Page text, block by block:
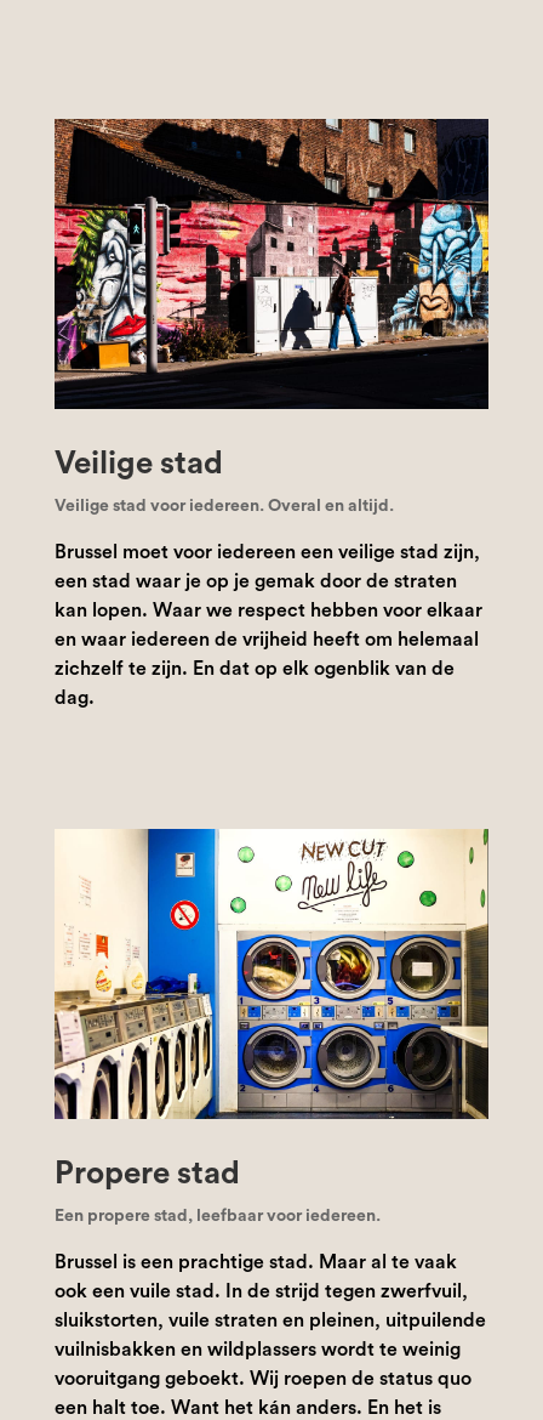
Veilige stad
Veilige stad voor iedereen. Overal en altijd.
Brussel moet voor iedereen een veilige stad zijn,
een stad waar je op je gemak door de straten
kan lopen. Waar we respect hebben voor elkaar
en waar iedereen de vrijheid heeft om helemaal
zichzelf te zijn. En dat op elk ogenblik van de
dag.
Propere stad
Een propere stad, leefbaar voor iedereen.
Brussel is een prachtige stad. Maar al te vaak
ook een vuile stad. In de strijd tegen zwerfvuil,
sluikstorten, vuile straten en pleinen, uitpuilende
vuilnisbakken en wildplassers wordt te weinig
vooruitgang geboekt. Wij roepen de status quo
een halt toe. Want het kán anders. En het is